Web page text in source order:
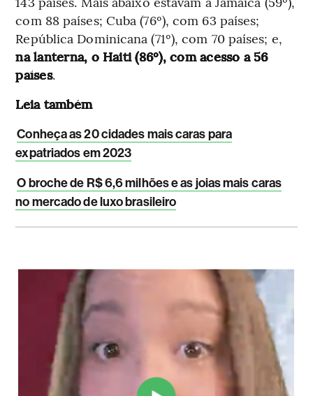
com 88 países; Cuba (76º), com 63 países;
República Dominicana (71º), com 70 países; e,
na lanterna, o Haiti (86º), com acesso a 56
países.
Leia também
Conheça as 20 cidades mais caras para
expatriados em 2023
O broche de R$ 6,6 milhões e as joias mais caras
no mercado de luxo brasileiro